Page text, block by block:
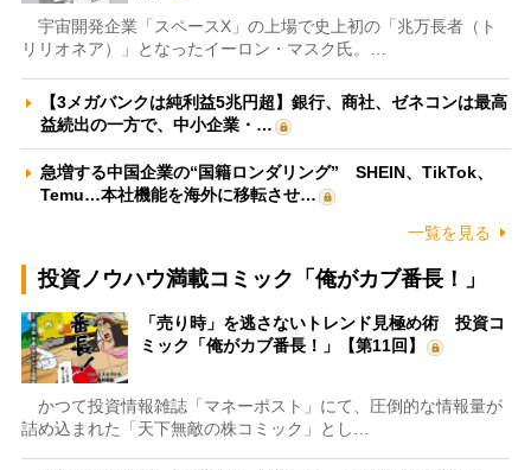
宇宙開発企業「スペースX」の上場で史上初の「兆万長者（ト
リリオネア）」となったイーロン・マスク氏。…
【3メガバンクは純利益5兆円超】銀行、商社、ゼネコンは最高
益続出の一方で、中小企業・…
急増する中国企業の“国籍ロンダリング” SHEIN、TikTok、
Temu…本社機能を海外に移転させ…
一覧を見る
投資ノウハウ満載コミック「俺がカブ番長！」
「売り時」を逃さないトレンド見極め術 投資コ
ミック「俺がカブ番長！」【第11回】
かつて投資情報雑誌「マネーポスト」にて、圧倒的な情報量が
詰め込まれた「天下無敵の株コミック」とし…